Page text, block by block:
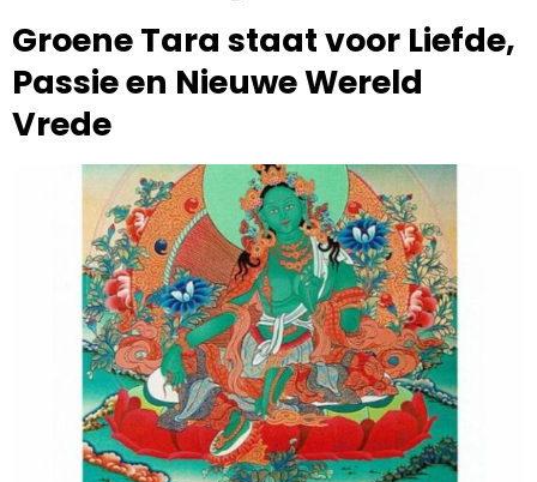
Groene Tara staat voor Liefde,
Passie en Nieuwe Wereld
Vrede